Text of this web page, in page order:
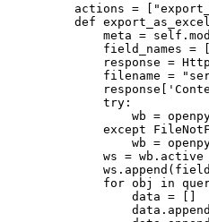
    actions = [
def export_as_excel
meta =
        field_names = [
response =
        filename =
        response[
try :
wb =
except
wb =
        ws = wb.active
for obj in
            data = []